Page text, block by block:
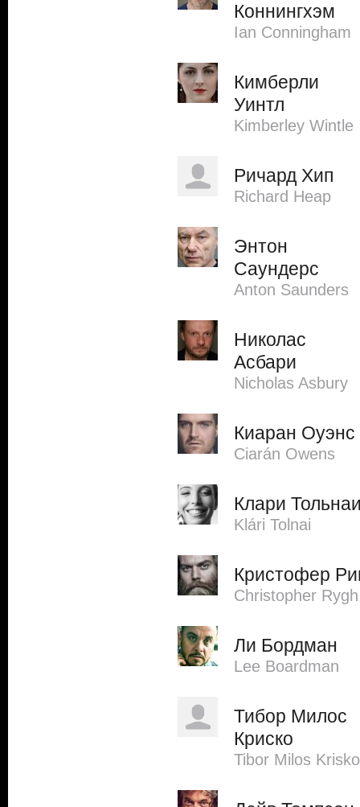
Коннингхэм
Ian Conningham
Кимберли
Уинтл
Kimberley Wintle
Ричард Хип
Richard Heap
Энтон
Саундерс
Anton Saunders
Николас
Асбари
Nicholas Asbury
Киаран Оуэнс
Ciarán Owens
Клари
Klári Tolnai
Кристофер
Christopher Rygh
Ли Бордман
Lee Boardman
Тибор Милос
Криско
Tibor Milos Krisko